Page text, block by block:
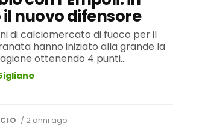
nuovo difensore
di calciomercato di fuoco per il
hanno iniziato alla grande la
ottenendo 4 punti...
/ 2 anni ago